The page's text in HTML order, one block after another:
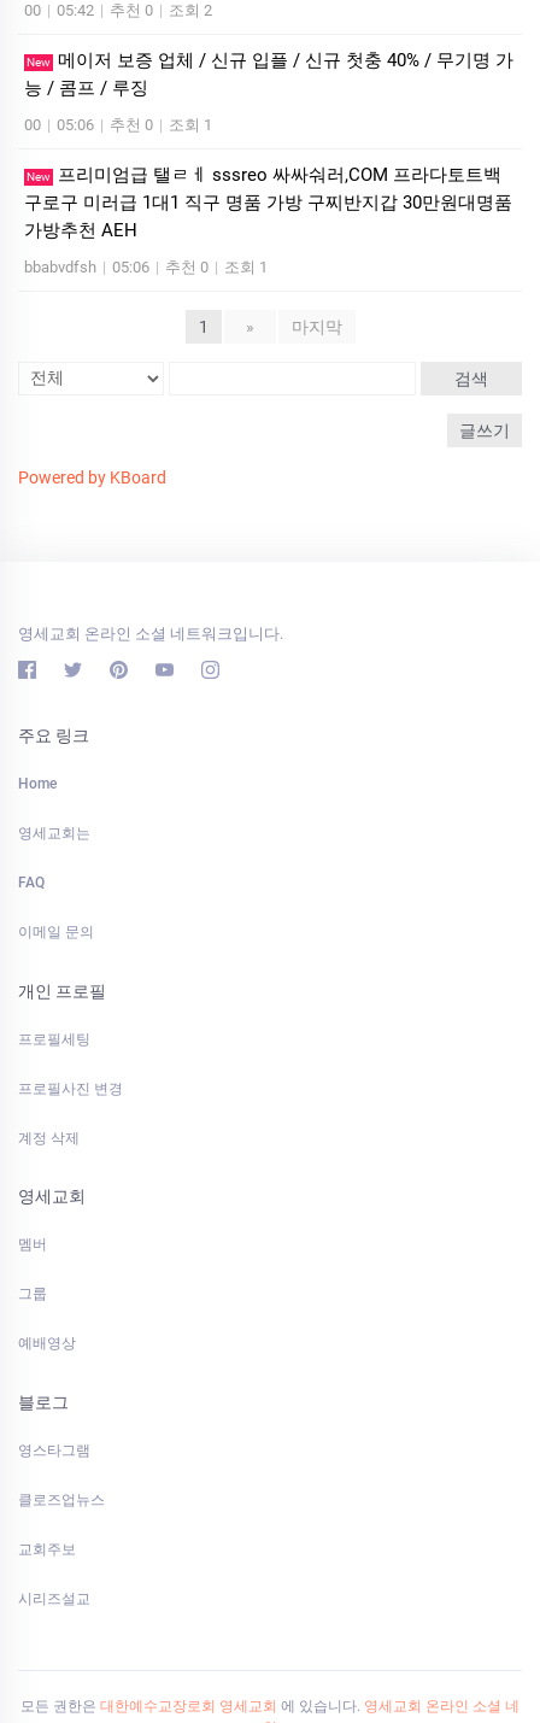
00 | 05:42 | 추천 0 | 조회 2
New 메이저 보증 업체 / 신규 입플 / 신규 첫충 40% / 무기명 가
능 / 콤프 / 루징
00 | 05:06 | 추천 0 | 조회 1
New
프리미엄급 탤ㄹㅔ sssreo 싸싸숴러,COM 프라다토트백
구로구 미러급 1대1 직구 명품 가방 구찌반지갑 30만원대명품
가방추천 AEH
bbabvdfsh | 05:06 | 추천 0 | 조회 1
1 » 마지막
검색
글쓰기
Powered by KBoard
영세교회 온라인 소셜 네트워크입니다.
주요 링크
Home
영세교회는
FAQ
이메일 문의
개인 프로필
프로필세팅
프로필사진 변경
계정 삭제
영세교회
멤버
그룹
예배영상
블로그
영스타그램
클로즈업뉴스
교회주보
시리즈설교
모든 권한은 대한예수교장로회 영세교회 에 있습니다. 영세교회 온라인 소셜 네